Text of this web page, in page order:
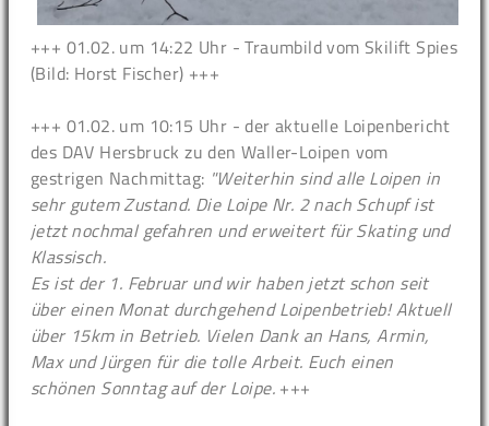
+++ 01.02. um 14:22 Uhr - Traumbild vom Skilift Spies
(Bild: Horst Fischer) +++
+++ 01.02. um 10:15 Uhr - der aktuelle Loipenbericht
des DAV Hersbruck zu den Waller-Loipen vom
gestrigen Nachmittag: "Weiterhin sind alle Loipen in
sehr gutem Zustand. Die Loipe Nr. 2 nach Schupf ist
jetzt nochmal gefahren und erweitert für Skating und
Klassisch.
Es ist der 1. Februar und wir haben jetzt schon seit
über einen Monat durchgehend Loipenbetrieb! Aktuell
über 15km in Betrieb. Vielen Dank an Hans, Armin,
Max und Jürgen für die tolle Arbeit. Euch einen
schönen Sonntag auf der Loipe. +++